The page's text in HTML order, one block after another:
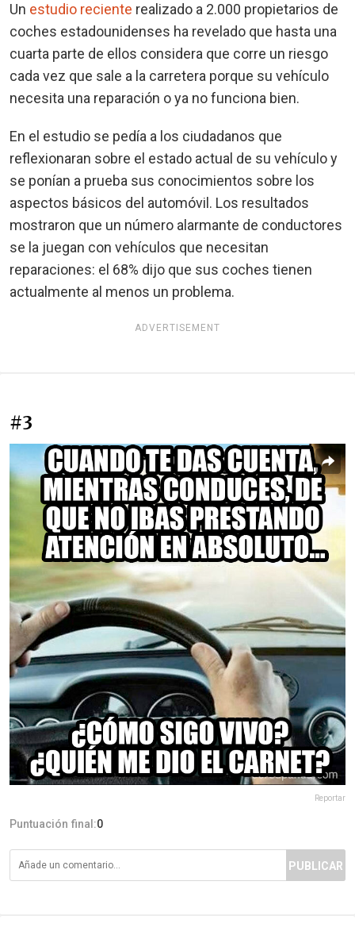
Un estudio reciente realizado a 2.000 propietarios de
coches estadounidenses ha revelado que hasta una
cuarta parte de ellos considera que corre un riesgo
cada vez que sale a la carretera porque su vehículo
necesita una reparación o ya no funciona bien.
En el estudio se pedía a los ciudadanos que
reflexionaran sobre el estado actual de su vehículo y
se ponían a prueba sus conocimientos sobre los
aspectos básicos del automóvil. Los resultados
mostraron que un número alarmante de conductores
se la juegan con vehículos que necesitan
reparaciones: el 68% dijo que sus coches tienen
actualmente al menos un problema.
ADVERTISEMENT
#3
Reportar
Puntuación final:0
PUBLICAR